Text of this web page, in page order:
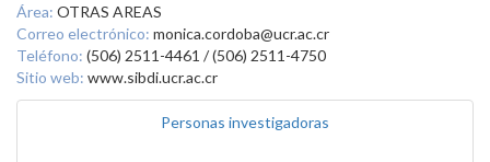
Área: OTRAS AREAS
Correo electrónico: monica.cordoba@ucr.ac.cr
Teléfono: (506) 2511-4461 / (506) 2511-4750
Sitio web: www.sibdi.ucr.ac.cr
Personas investigadoras